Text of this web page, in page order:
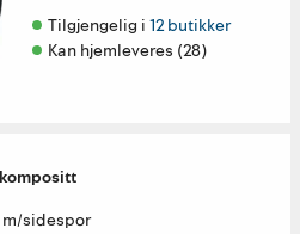
Tilgjengelig i 12 butikker
Kan hjemleveres (28)
m/sidespor